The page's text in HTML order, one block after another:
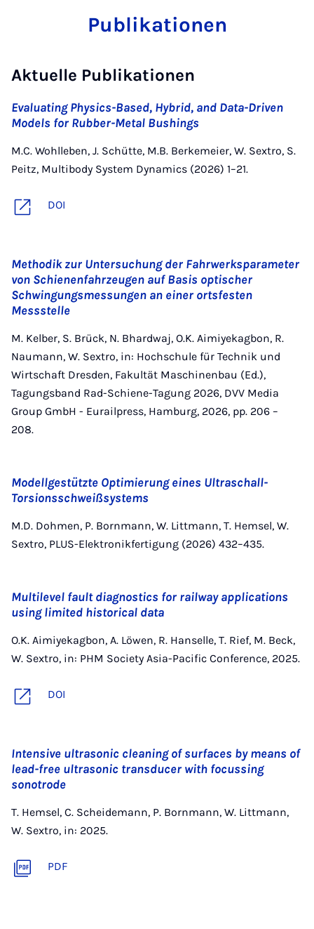
Publikationen
Aktuelle Publikationen
Evaluating Physics-Based, Hybrid, and Data-Driven
Models for Rubber-Metal Bushings
M.C. Wohlleben, J. Schütte, M.B. Berkemeier, W. Sextro, S.
Peitz, Multibody System Dynamics (2026) 1–21.
DOI
Methodik zur Untersuchung der Fahrwerksparameter
von Schienenfahrzeugen auf Basis optischer
Schwingungsmessungen an einer ortsfesten
Messstelle
M. Kelber, S. Brück, N. Bhardwaj, O.K. Aimiyekagbon, R.
Naumann, W. Sextro, in: Hochschule für Technik und
Wirtschaft Dresden, Fakultät Maschinenbau (Ed.),
Tagungsband Rad-Schiene-Tagung 2026, DVV Media
Group GmbH - Eurailpress, Hamburg, 2026, pp. 206 –
208.
Modellgestützte Optimierung eines Ultraschall-
Torsionsschweißsystems
M.D. Dohmen, P. Bornmann, W. Littmann, T. Hemsel, W.
Sextro, PLUS-Elektronikfertigung (2026) 432–435.
Multilevel fault diagnostics for railway applications
using limited historical data
O.K. Aimiyekagbon, A. Löwen, R. Hanselle, T. Rief, M. Beck,
W. Sextro, in: PHM Society Asia-Pacific Conference, 2025.
DOI
Intensive ultrasonic cleaning of surfaces by means of
lead-free ultrasonic transducer with focussing
sonotrode
T. Hemsel, C. Scheidemann, P. Bornmann, W. Littmann,
W. Sextro, in: 2025.
PDF